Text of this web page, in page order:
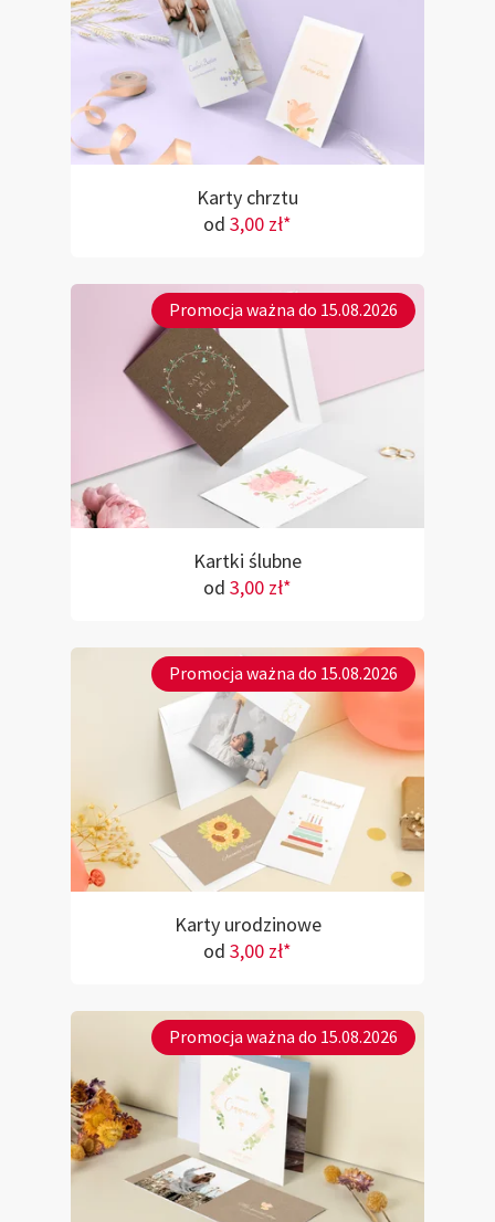
Karty chrztu
od 3,00 zł*
Promocja ważna do 15.08.2026
Kartki ślubne
od 3,00 zł*
Promocja ważna do 15.08.2026
Karty urodzinowe
od 3,00 zł*
Promocja ważna do 15.08.2026